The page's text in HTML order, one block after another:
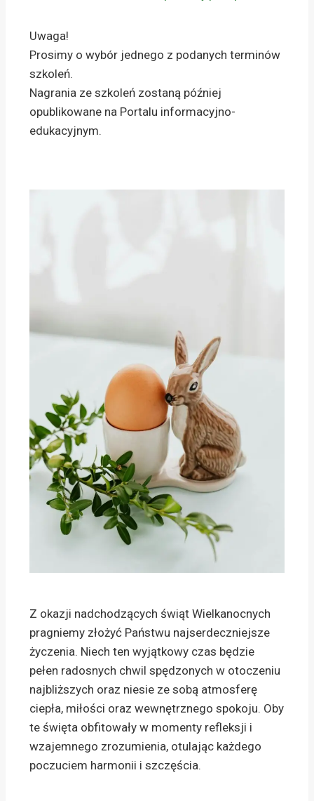
Uwaga!
Prosimy o wybór jednego z podanych terminów
szkoleń.
Nagrania ze szkoleń zostaną później
opublikowane na Portalu informacyjno-
edukacyjnym.
Z okazji nadchodzących świąt Wielkanocnych
pragniemy złożyć Państwu najserdeczniejsze
życzenia. Niech ten wyjątkowy czas będzie
pełen radosnych chwil spędzonych w otoczeniu
najbliższych oraz niesie ze sobą atmosferę
ciepła, miłości oraz wewnętrznego spokoju. Oby
te święta obfitowały w momenty refleksji i
wzajemnego zrozumienia, otulając każdego
poczuciem harmonii i szczęścia.